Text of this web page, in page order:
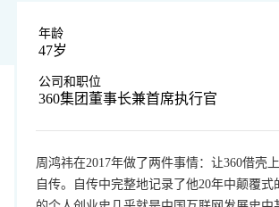
年龄
47岁
公司和职位
360集团董事长兼首席执行官
周鸿祎在2017年做了两件事情：让360借壳
自传。自传中完整地记录了他20年中颠覆式